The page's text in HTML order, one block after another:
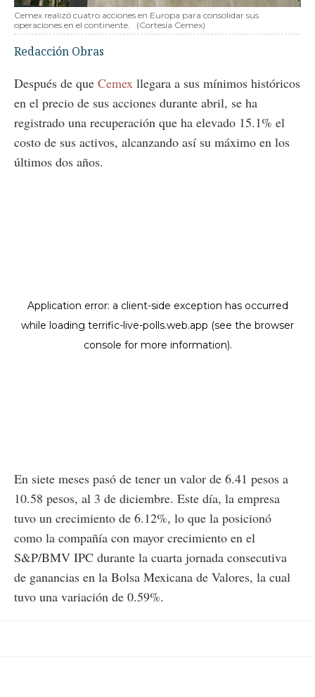
Cemex realizó cuatro acciones en Europa para consolidar sus
operaciones en el continente.
(Cortesía Cemex)
Redacción Obras
Después de que Cemex llegara a sus mínimos históricos
en el precio de sus acciones durante abril, se ha
registrado una recuperación que ha elevado 15.1% el
costo de sus activos, alcanzando así su máximo en los
últimos dos años.
En siete meses pasó de tener un valor de 6.41 pesos a
10.58 pesos, al 3 de diciembre. Este día, la empresa
tuvo un crecimiento de 6.12%, lo que la posicionó
como la compañía con mayor crecimiento en el
S&P/BMV IPC durante la cuarta jornada consecutiva
de ganancias en la Bolsa Mexicana de Valores, la cual
tuvo una variación de 0.59%.